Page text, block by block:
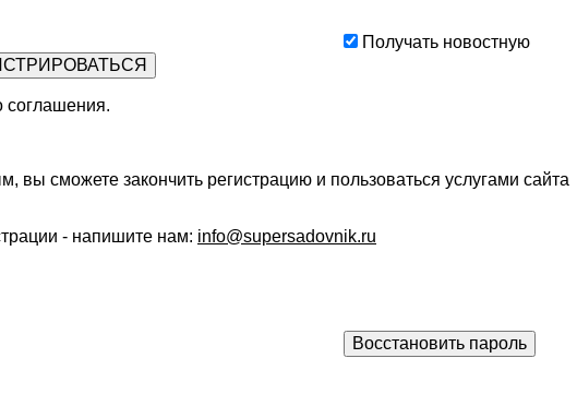
Получать новостную
соглашения.
сможете закончить регистрацию и пользоваться услугами сайта
- напишите нам: info@supersadovnik.ru